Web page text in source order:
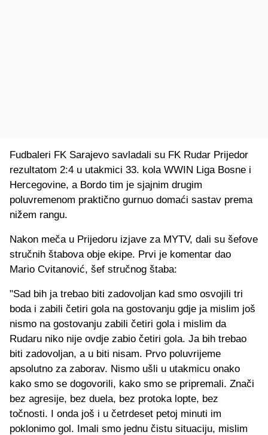
Fudbaleri FK Sarajevo savladali su FK Rudar Prijedor
rezultatom 2:4 u utakmici 33. kola WWIN Liga Bosne i
Hercegovine, a Bordo tim je sjajnim drugim
poluvremenom praktično gurnuo domaći sastav prema
nižem rangu.
Nakon meča u Prijedoru izjave za MYTV, dali su šefove
stručnih štabova obje ekipe. Prvi je komentar dao
Mario Cvitanović, šef stručnog štaba:
"Sad bih ja trebao biti zadovoljan kad smo osvojili tri
boda i zabili četiri gola na gostovanju gdje ja mislim još
nismo na gostovanju zabili četiri gola i mislim da
Rudaru niko nije ovdje zabio četiri gola. Ja bih trebao
biti zadovoljan, a u biti nisam. Prvo poluvrijeme
apsolutno za zaborav. Nismo ušli u utakmicu onako
kako smo se dogovorili, kako smo se pripremali. Znači
bez agresije, bez duela, bez protoka lopte, bez
točnosti. I onda još i u četrdeset petoj minuti im
poklonimo gol. Imali smo jednu čistu situaciju, mislim